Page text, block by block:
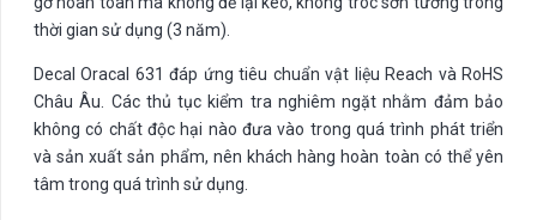
thời gian sử dụng (3 năm).
Decal Oracal 631 đáp ứng tiêu chuẩn vật liệu Reach và RoHS
Châu Âu. Các thủ tục kiểm tra nghiêm ngặt nhằm đảm bảo
không có chất độc hại nào đưa vào trong quá trình phát triển
và sản xuất sản phẩm, nên khách hàng hoàn toàn có thể yên
tâm trong quá trình sử dụng.